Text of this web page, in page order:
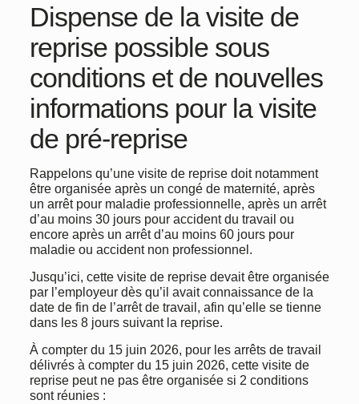
Dispense de la visite de
reprise possible sous
conditions et de nouvelles
informations pour la visite
de pré-reprise
Rappelons qu’une visite de reprise doit notamment
être organisée après un congé de maternité, après
un arrêt pour maladie professionnelle, après un arrêt
d’au moins 30 jours pour accident du travail ou
encore après un arrêt d’au moins 60 jours pour
maladie ou accident non professionnel.
Jusqu’ici, cette visite de reprise devait être organisée
par l’employeur dès qu’il avait connaissance de la
date de fin de l’arrêt de travail, afin qu’elle se tienne
dans les 8 jours suivant la reprise.
À compter du 15 juin 2026, pour les arrêts de travail
délivrés à compter du 15 juin 2026, cette visite de
reprise peut ne pas être organisée si 2 conditions
sont réunies :